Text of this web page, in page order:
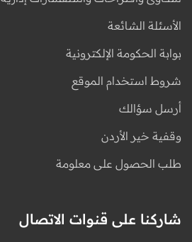
الأسئلة الشائعة
بوابة الحكومة الإلكترونية
شروط استخدام الموقع
أرسل سؤالك
وقفية خير الأردن
طلب الحصول على معلومة
شاركنا على قنوات الاتصال